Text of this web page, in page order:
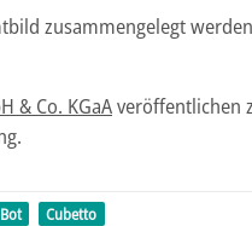
zusammengelegt
& Co. KGaAveröffentlichen
Cubetto